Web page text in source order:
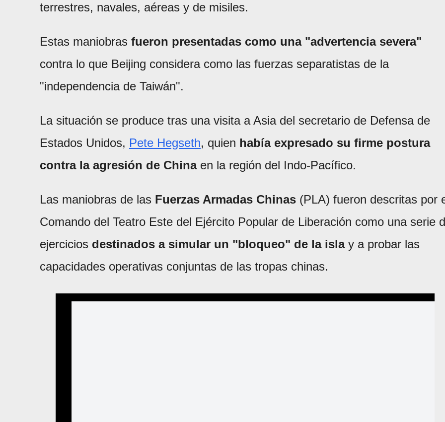
terrestres, navales, aéreas y de misiles.
Estas maniobras fueron presentadas como una "advertencia severa"
contra lo que Beijing considera como las fuerzas separatistas de la
"independencia de Taiwán".
La situación se produce tras una visita a Asia del secretario de Defensa de
Estados Unidos, Pete Hegseth, quien había expresado su firme postura
contra la agresión de Chinaen la región del Indo-Pacífico.
Las maniobras de las Fuerzas Armadas Chinas (PLA) fueron descritas por
Comando del Teatro Este del Ejército Popular de Liberación como una serie
ejercicios destinados a simular un "bloqueo" de la islay a probar las
capacidades operativas conjuntas de las tropas chinas.